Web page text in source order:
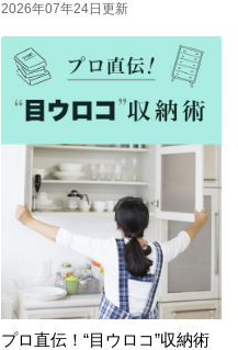
2026年07年24日更新
プロ直伝！“目ウロコ”収納術